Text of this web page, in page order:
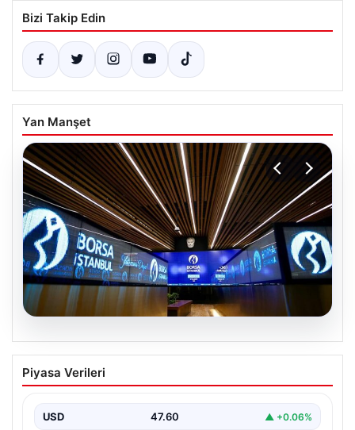
Bizi Takip Edin
Yan Manşet
05.08.2026
Yatırım araçlarının haftalık performansı
nasıl oldu?
Piyasa Verileri
USD 47.60 ▲ +0.06%